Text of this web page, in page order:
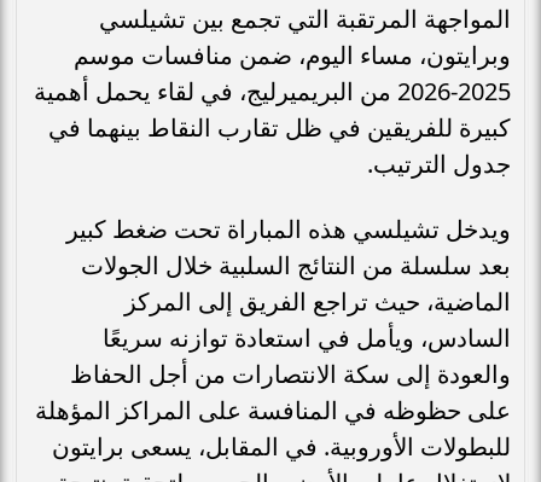
المواجهة المرتقبة التي تجمع بين تشيلسي
وبرايتون، مساء اليوم، ضمن منافسات موسم
2025-2026 من البريميرليج، في لقاء يحمل أهمية
كبيرة للفريقين في ظل تقارب النقاط بينهما في
جدول الترتيب.
ويدخل تشيلسي هذه المباراة تحت ضغط كبير
بعد سلسلة من النتائج السلبية خلال الجولات
الماضية، حيث تراجع الفريق إلى المركز
السادس، ويأمل في استعادة توازنه سريعًا
والعودة إلى سكة الانتصارات من أجل الحفاظ
على حظوظه في المنافسة على المراكز المؤهلة
للبطولات الأوروبية. في المقابل، يسعى برايتون